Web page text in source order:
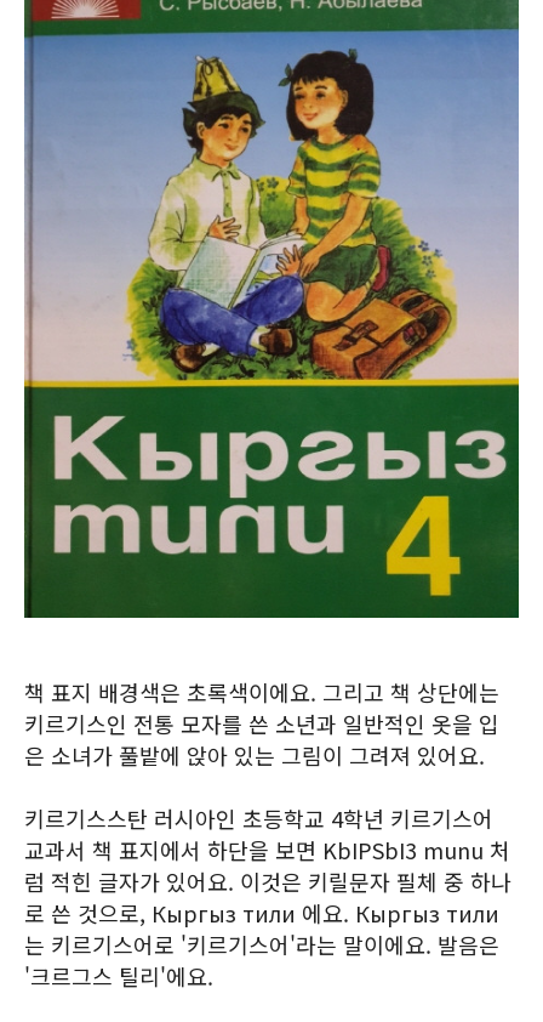
책 표지 배경색은 초록색이에요. 그리고 책 상단에는
키르기스인 전통 모자를 쓴 소년과 일반적인 옷을 입
은 소녀가 풀밭에 앉아 있는 그림이 그려져 있어요.
키르기스스탄 러시아인 초등학교 4학년 키르기스어
교과서 책 표지에서 하단을 보면 KbIPSbI3 munu 처
럼 적힌 글자가 있어요. 이것은 키릴문자 필체 중 하나
로 쓴 것으로, Кыргыз тили 에요. Кыргыз тили
는 키르기스어로 '키르기스어'라는 말이에요. 발음은
'크르그스 틸리'에요.